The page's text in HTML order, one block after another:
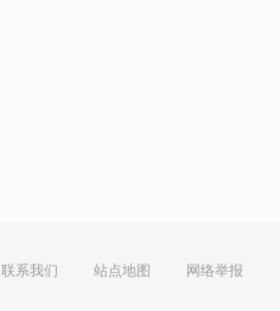
联系我们 站点地图 网络举报